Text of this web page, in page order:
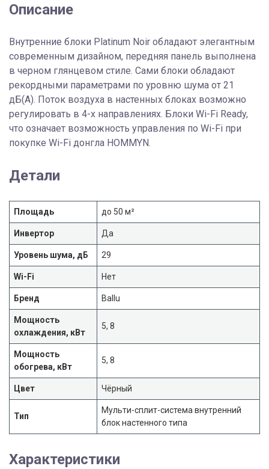
Описание
Внутренние блоки Platinum Noir обладают элегантным
современным дизайном, передняя панель выполнена
в черном глянцевом стиле. Сами блоки обладают
рекордными параметрами по уровню шума от 21
дБ(А). Поток воздуха в настенных блоках возможно
регулировать в 4-х направлениях. Блоки Wi-Fi Ready,
что означает возможность управления по Wi-Fi при
покупке Wi-Fi донгла HOMMYN.
Детали
Площадь до 50 м²
Инвертор Да
Уровень шума, дБ 29
Wi-Fi Нет
Бренд Ballu
Мощность
охлаждения, кВт
5, 8
Мощность
обогрева, кВт
5, 8
Цвет Чёрный
Тип
Мульти-сплит-система внутренний
блок настенного типа
Характеристики